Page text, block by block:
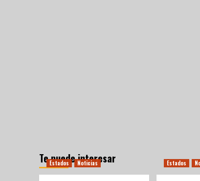
Te puede interesar
Estados Noticias Estados